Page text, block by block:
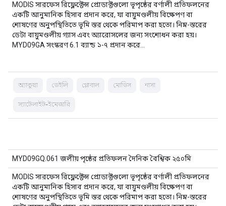
MODIS সারফেস রিফ্লেক্টেন্স প্রোডাক্টগুলো ভূপৃষ্ঠের বর্ণালী প্রতিফলনের
একটি আনুমানিক হিসাব প্রদান করে, যা বায়ুমণ্ডলীয় বিক্ষেপণ বা
শোষণের অনুপস্থিতিতে ভূমি স্তর থেকে পরিমাপ করা হতো। নিম্ন-স্তরের
ডেটা বায়ুমণ্ডলীয় গ্যাস এবং অ্যারোসলের জন্য সংশোধন করা হয়।
MYD09GA সংস্করণ 6.1 ব্যান্ড ১-৭ প্রদান করে…
অ্যাকুয়া ডেইলি গ্লোবাল মোডিস নাসা
স্যাটেলাইট-ইমেজারি
MYD09GQ.061 জলীয় পৃষ্ঠের প্রতিফলন দৈনিক বৈশ্বিক ২৫০মি
MODIS সারফেস রিফ্লেক্টেন্স প্রোডাক্টগুলো ভূপৃষ্ঠের বর্ণালী প্রতিফলনের
একটি আনুমানিক হিসাব প্রদান করে, যা বায়ুমণ্ডলীয় বিক্ষেপণ বা
শোষণের অনুপস্থিতিতে ভূমি স্তর থেকে পরিমাপ করা হতো। নিম্ন-স্তরের